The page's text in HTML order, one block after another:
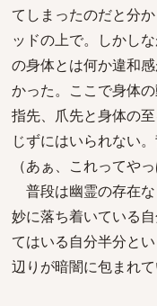
てしまったのだと分
ッドの上で。しかし
の身体とは何か違和
かった。ここで身体
指先、爪先と身体の
じずにはいられない
（あぁ、これってや
普段は幽霊の存在な
妙に落ち着いている
てはいる自分半分と
辺りが暗闇に包まれて